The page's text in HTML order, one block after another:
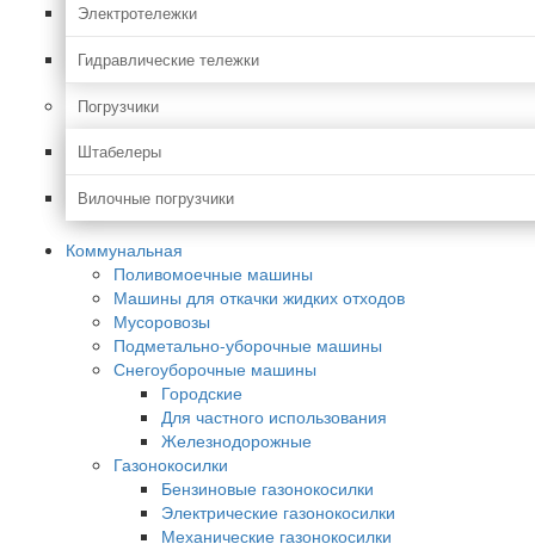
Электротележки
Гидравлические тележки
Погрузчики
Штабелеры
Вилочные погрузчики
Коммунальная
Поливомоечные машины
Машины для откачки жидких отходов
Мусоровозы
Подметально-уборочные машины
Снегоуборочные машины
Городские
Для частного использования
Железнодорожные
Газонокосилки
Бензиновые газонокосилки
Электрические газонокосилки
Механические газонокосилки